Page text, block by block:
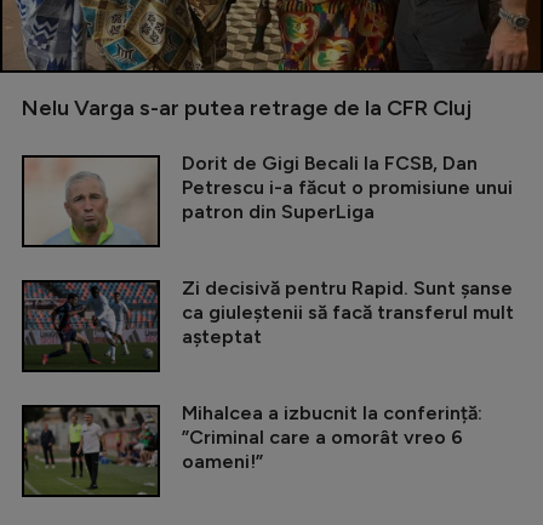
Nelu Varga s-ar putea retrage de la CFR Cluj
Dorit de Gigi Becali la FCSB, Dan
Petrescu i-a făcut o promisiune unui
patron din SuperLiga
Zi decisivă pentru Rapid. Sunt șanse
ca giuleștenii să facă transferul mult
așteptat
Mihalcea a izbucnit la conferință:
”Criminal care a omorât vreo 6
oameni!”